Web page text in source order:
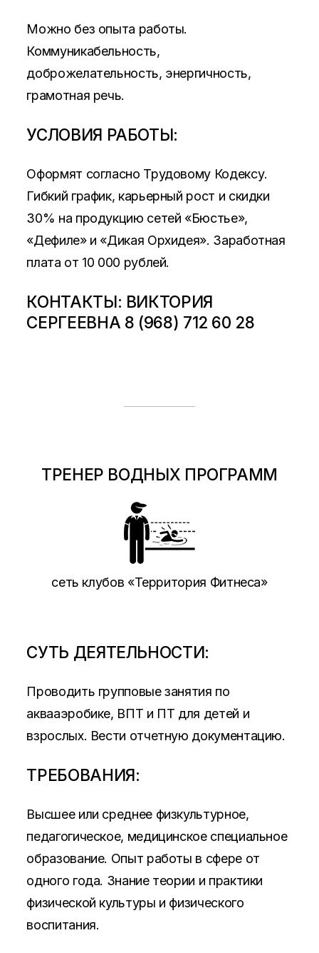
Можно без опыта работы.
Коммуникабельность,
доброжелательность, энергичность,
грамотная речь.
УСЛОВИЯ РАБОТЫ:
Оформят согласно Трудовому Кодексу.
Гибкий график, карьерный рост и скидки
30% на продукцию сетей «Бюстье»,
«Дефиле» и «Дикая Орхидея». Заработная
плата от 10 000 рублей.
КОНТАКТЫ: ВИКТОРИЯ
СЕРГЕЕВНА 8 (968) 712 60 28
ТРЕНЕР ВОДНЫХ ПРОГРАММ
сеть клубов «Территория Фитнеса»
СУТЬ ДЕЯТЕЛЬНОСТИ:
Проводить групповые занятия по
аквааэробике, ВПТ и ПТ для детей и
взрослых. Вести отчетную документацию.
ТРЕБОВАНИЯ:
Высшее или среднее физкультурное,
педагогическое, медицинское специальное
образование. Опыт работы в сфере от
одного года. Знание теории и практики
физической культуры и физического
воспитания.